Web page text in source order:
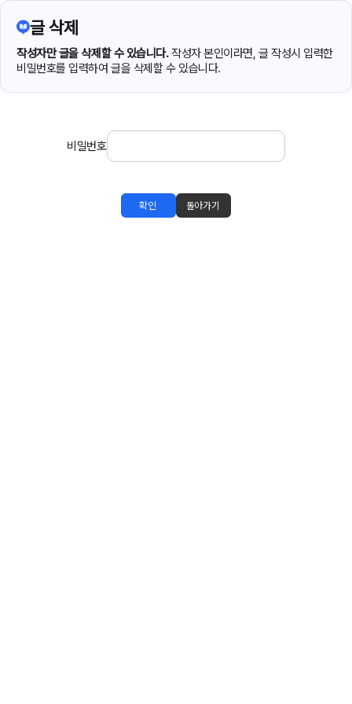
글 삭제
작성자만 글을 삭제할 수 있습니다.작성자 본인이라면, 글 작성시 입력한
비밀번호를 입력하여 글을 삭제할 수 있습니다.
비밀번호
확인 돌아가기